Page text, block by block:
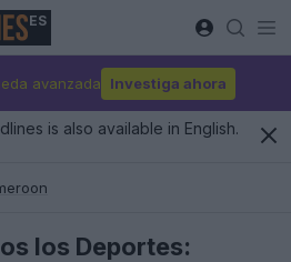
ES
avanzada Investiga ahora
is also available in English.
los Deportes: